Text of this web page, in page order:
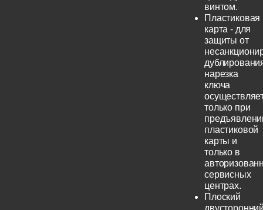
винтом.
Пластиковая
карта - для
защиты от
нарезка
ключа
только при
пластиковой
карты и
только в
сервисных
центрах.
Плоский